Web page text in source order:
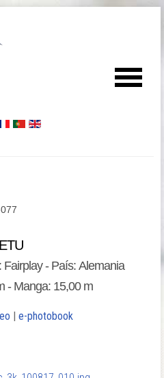
ETU
- País: Alemania
- Manga: 15,00 m
| e-photobook